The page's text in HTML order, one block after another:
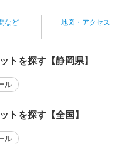
など 地図・アクセス
トを探す【静岡県】
ル
トを探す【全国】
ル